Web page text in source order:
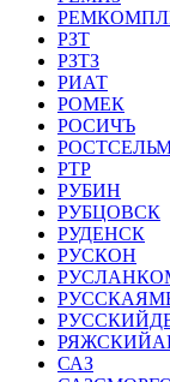
РЗТ
РЗТЗ
РИАТ
РОМЕК
РОСИЧЪ
РТР
РУБИН
РУБЦОВСК
РУДЕНСК
РУСКОН
САЗ